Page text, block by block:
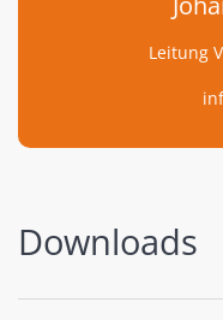
Leitung
Downloads